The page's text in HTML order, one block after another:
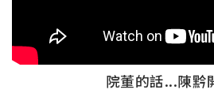
院董的話...陳黔